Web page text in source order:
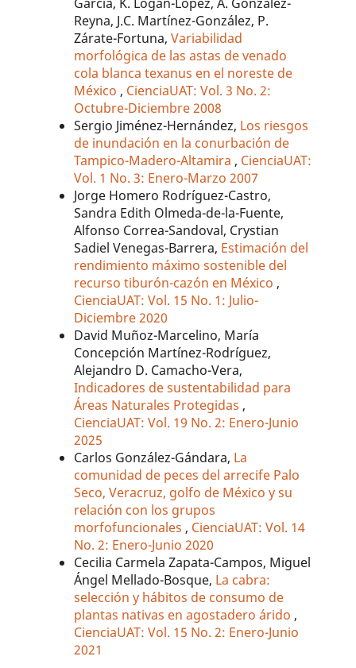
Reyna, J.C. Martínez-González, P.
Zárate-Fortuna,Variabilidad
morfológica de las astas de venado
cola blanca texanus en el noreste de
México , CienciaUAT: Vol. 3 No. 2:
Octubre-Diciembre 2008
Sergio Jiménez-Hernández, Los riesgos
de inundación en la conurbación de
Tampico-Madero-Altamira , CienciaUAT:
Vol. 1 No. 3: Enero-Marzo 2007
Jorge Homero Rodríguez-Castro,
Sandra Edith Olmeda-de-la-Fuente,
Alfonso Correa-Sandoval, Crystian
Sadiel Venegas-Barrera, Estimación del
rendimiento máximo sostenible del
recurso tiburón-cazón en México ,
CienciaUAT: Vol. 15 No. 1: Julio-
Diciembre 2020
David Muñoz-Marcelino, María
Concepción Martínez-Rodríguez,
Alejandro D. Camacho-Vera,
Indicadores de sustentabilidad para
Áreas Naturales Protegidas ,
CienciaUAT: Vol. 19 No. 2: Enero-Junio
2025
Carlos González-Gándara, La
comunidad de peces del arrecife Palo
Seco, Veracruz, golfo de México y su
relación con los grupos
morfofuncionales , CienciaUAT: Vol. 14
No. 2: Enero-Junio 2020
Cecilia Carmela Zapata-Campos, Miguel
Ángel Mellado-Bosque, La cabra:
selección y hábitos de consumo de
plantas nativas en agostadero árido ,
CienciaUAT: Vol. 15 No. 2: Enero-Junio
2021